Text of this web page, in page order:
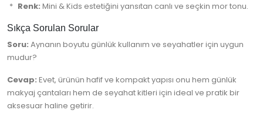
Renk: Mini & Kids estetiğini yansıtan canlı ve seçkin mor tonu.
Sıkça Sorulan Sorular
Soru: Aynanın boyutu günlük kullanım ve seyahatler için uygun
mudur?
Cevap: Evet, ürünün hafif ve kompakt yapısı onu hem günlük
makyaj çantaları hem de seyahat kitleri için ideal ve pratik bir
aksesuar haline getirir.